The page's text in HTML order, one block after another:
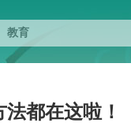
都在这啦！